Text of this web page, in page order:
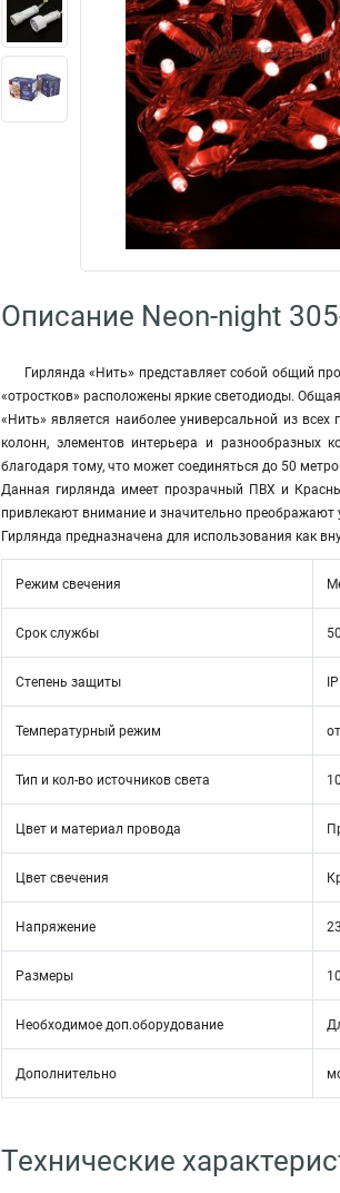
Описание Neon-night
Гирлянда «Нить» представляет собой общий
«отростков» расположены яркие светодиоды.
«Нить» является наиболее универсальной из
колонн, элементов интерьера и разнообразных
благодаря тому, что может соединяться до 50
Данная гирлянда имеет прозрачный ПВХ и
привлекают внимание и значительно
Гирлянда предназначена для использования как
Режим свечения
Срок службы
Степень защиты
Температурный режим
Тип и кол-во источников света
Цвет и материал провода
Цвет свечения
Напряжение
Размеры
Необходимое доп.оборудование
Дополнительно
Технические